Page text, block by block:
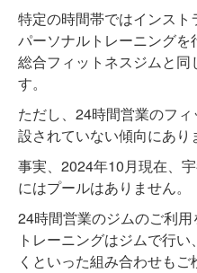
特定の時間帯ではインス
パーソナルトレーニングを
総合フィットネスジムと
す。
ただし、24時間営業のフ
設されていない傾向にあり
事実、2024年10月現在、
にはプールはありません。
24時間営業のジムのご利
トレーニングはジムで行
くといった組み合わせもご